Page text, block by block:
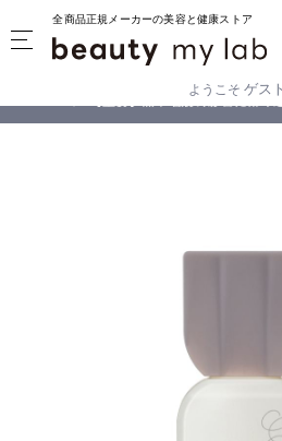
全商品正規メーカーの美容と健康ストア
ようこそ ゲスト
【重要】熊本地震の影響により